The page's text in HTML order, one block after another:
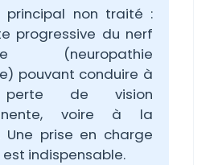
principal non traité :
progressive du nerf
(neuropathie
pouvant conduire à
de vision
voire à la
Une prise en charge
indispensable.